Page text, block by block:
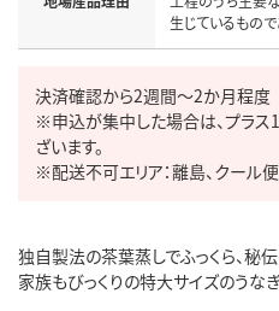
生じているもので
決済確認から2週間～2か月程度
※申込が集中した場合は、プラ
ざいます。
※配送不可エリア：離島、クー
独自製法の茶葉蒸しでふっくら、秘
家族もびっくりの特大サイズのうな